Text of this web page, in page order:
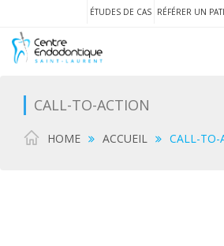
ÉTUDES DE CAS RÉFÉRER UN
CALL-TO-ACTION
HOME ACCUEIL CALL-TO-